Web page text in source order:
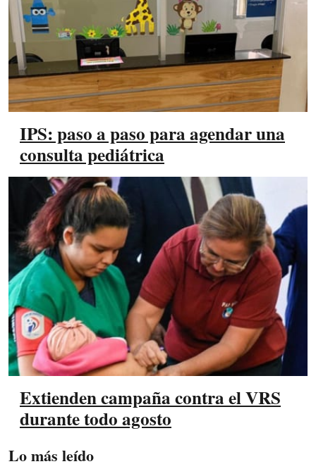
IPS: paso a paso para agendar una
consulta pediátrica
Extienden campaña contra el VRS
durante todo agosto
Lo más leído